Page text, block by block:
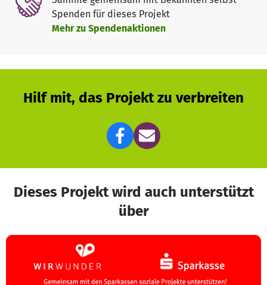
Bildung machen und Räume zu schaffen, in denen sie sich
ausprobieren können!
vom Geldbeutel Zugang zu diesen Erfahrungen bekommen,
sind wir auf Spenden angewiesen. Mit eurer Unterstützung
können wir Bildungsabenteuer durchführen, neue Formate
entwickeln, kreative Lernräume schaffen und Storytelling
in der Bildung langfristig verankern.
Wir halten diese Spendenseite bewusst aktiv, um unsere
Arbeit kontinuierlich weiterzuführen und auszubauen.
Wenn du uns unterstützt, wirst du Teil einer Gemeinschaft,
die Bildung neu denkt – kreativ, mutig und wirkungsvoll.
Für mehr Informationen über uns und unsere Idee besucht
Spenden für dieses Projekt
Mehr zu Spendenaktionen
Hilf mit, das Projekt zu verbreiten
Dieses Projekt wird auch unterstützt
über